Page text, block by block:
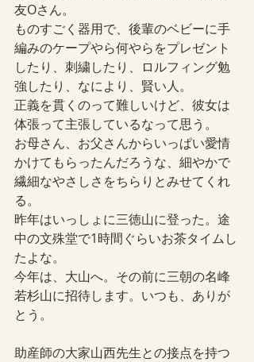
友Oさん。
ものすごく器用で、後輩のベビーに手
編みのケープやら何やらをプレゼント
したり、刺繍したり、ロルフィング勉
強したり、なにより、賢い人。
正義を貫くのって難しいけど、彼女は
体張って主張しているなって思う。
お母さん、お父さんからいっぱい愛情
かけてもらったんだろうな、細やかで
繊細なやさしさをちらりとみせてくれ
る。
昨年はいっしょに三徳山に登った。途
中の文殊堂で1時間ぐらいお茶タイムし
たよな。
今年は、大山へ。その前に三朝の名峰
若杉山に招待します。いつも、ありが
とう。
助産師の大家山西先生との接点を持つ